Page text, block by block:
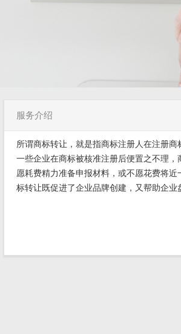
服务介绍
所谓商标转让，就是指商标注册人在注册
一些企业在商标被核准注册后便置之不理
愿耗费精力准备申报材料，或不愿花费将
标转让既促进了企业品牌创建，又帮助企业